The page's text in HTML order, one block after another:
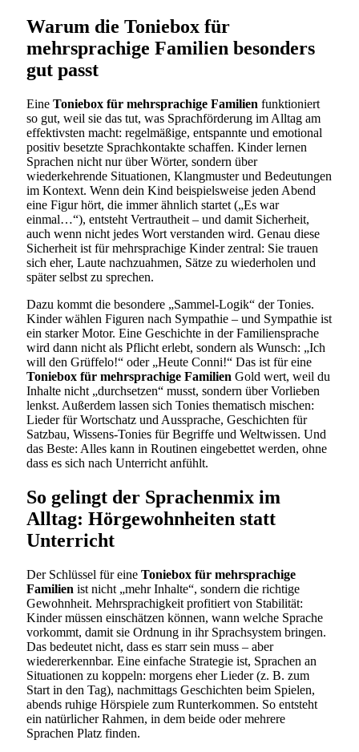
Warum die Toniebox für
mehrsprachige Familien besonders
gut passt
Eine Toniebox für mehrsprachige Familien funktioniert
so gut, weil sie das tut, was Sprachförderung im Alltag am
effektivsten macht: regelmäßige, entspannte und emotional
positiv besetzte Sprachkontakte schaffen. Kinder lernen
Sprachen nicht nur über Wörter, sondern über
wiederkehrende Situationen, Klangmuster und Bedeutungen
im Kontext. Wenn dein Kind beispielsweise jeden Abend
eine Figur hört, die immer ähnlich startet („Es war
einmal…“), entsteht Vertrautheit – und damit Sicherheit,
auch wenn nicht jedes Wort verstanden wird. Genau diese
Sicherheit ist für mehrsprachige Kinder zentral: Sie trauen
sich eher, Laute nachzuahmen, Sätze zu wiederholen und
später selbst zu sprechen.
Dazu kommt die besondere „Sammel-Logik“ der Tonies.
Kinder wählen Figuren nach Sympathie – und Sympathie ist
ein starker Motor. Eine Geschichte in der Familiensprache
wird dann nicht als Pflicht erlebt, sondern als Wunsch: „Ich
will den Grüffelo!“ oder „Heute Conni!“ Das ist für eine
Toniebox für mehrsprachige Familien Gold wert, weil du
Inhalte nicht „durchsetzen“ musst, sondern über Vorlieben
lenkst. Außerdem lassen sich Tonies thematisch mischen:
Lieder für Wortschatz und Aussprache, Geschichten für
Satzbau, Wissens-Tonies für Begriffe und Weltwissen. Und
das Beste: Alles kann in Routinen eingebettet werden, ohne
dass es sich nach Unterricht anfühlt.
So gelingt der Sprachenmix im
Alltag: Hörgewohnheiten statt
Unterricht
Der Schlüssel für eine Toniebox für mehrsprachige
Familien ist nicht „mehr Inhalte“, sondern die richtige
Gewohnheit. Mehrsprachigkeit profitiert von Stabilität:
Kinder müssen einschätzen können, wann welche Sprache
vorkommt, damit sie Ordnung in ihr Sprachsystem bringen.
Das bedeutet nicht, dass es starr sein muss – aber
wiedererkennbar. Eine einfache Strategie ist, Sprachen an
Situationen zu koppeln: morgens eher Lieder (z. B. zum
Start in den Tag), nachmittags Geschichten beim Spielen,
abends ruhige Hörspiele zum Runterkommen. So entsteht
ein natürlicher Rahmen, in dem beide oder mehrere
Sprachen Platz finden.